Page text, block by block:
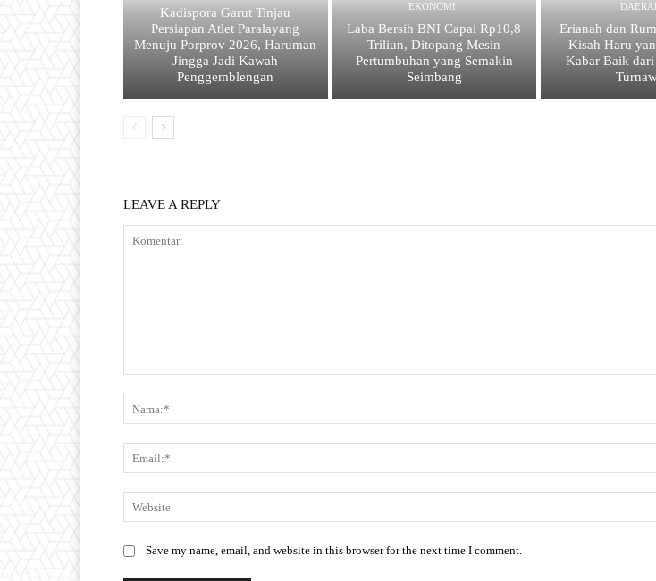
Kadispora Garut Tinjau
Persiapan Atlet Paralayang
Menuju Porprov 2026, Haruman
Jingga Jadi Kawah
Penggemblengan
EKONOMI
Laba Bersih BNI Capai Rp10,8
Triliun, Ditopang Mesin
Pertumbuhan yang Semakin
Seimbang
Erianah dan
Kisah Haru
Kabar Baik dari
LEAVE A REPLY
Save my name, email, and website in this browser for the next time I comment.